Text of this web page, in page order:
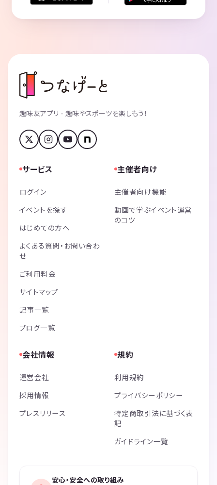
趣味友アプリ - 趣味やスポーツを楽しもう！
サービス
ログイン
イベントを探す
はじめての方へ
よくある質問・お問い合わ
せ
ご利用料金
サイトマップ
記事一覧
ブログ一覧
主催者向け
主催者向け機能
動画で学ぶイベント運営
のコツ
会社情報
運営会社
採用情報
プレスリリース
規約
利用規約
プライバシーポリシー
特定商取引法に基づく表
記
ガイドライン一覧
安心・安全への取り組み